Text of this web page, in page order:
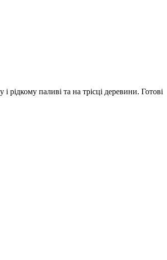
рідкому паливі та на трісці деревини. Готові